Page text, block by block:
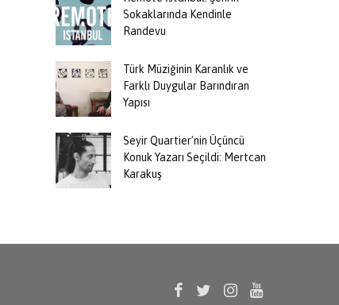
Sokaklarında Kendinle
Randevu
Türk Müziğinin Karanlık ve
Farklı Duygular Barındıran
Yapısı
Seyir Quartier’nin Üçüncü
Konuk Yazarı Seçildi: Mertcan
Karakuş